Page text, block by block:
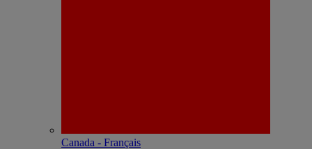
Canada - Français